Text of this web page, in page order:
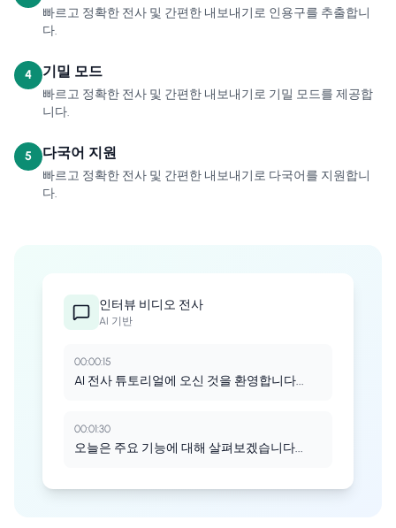
빠르고 정확한 전사 및 간편한 내보내기로 인용구를 추출합니
다.
4 기밀 모드
빠르고 정확한 전사 및 간편한 내보내기로 기밀 모드를 제공합
니다.
5 다국어 지원
빠르고 정확한 전사 및 간편한 내보내기로 다국어를 지원합니
다.
인터뷰 비디오 전사
AI 기반
00:00:15
AI 전사 튜토리얼에 오신 것을 환영합니다...
00:01:30
오늘은 주요 기능에 대해 살펴보겠습니다...